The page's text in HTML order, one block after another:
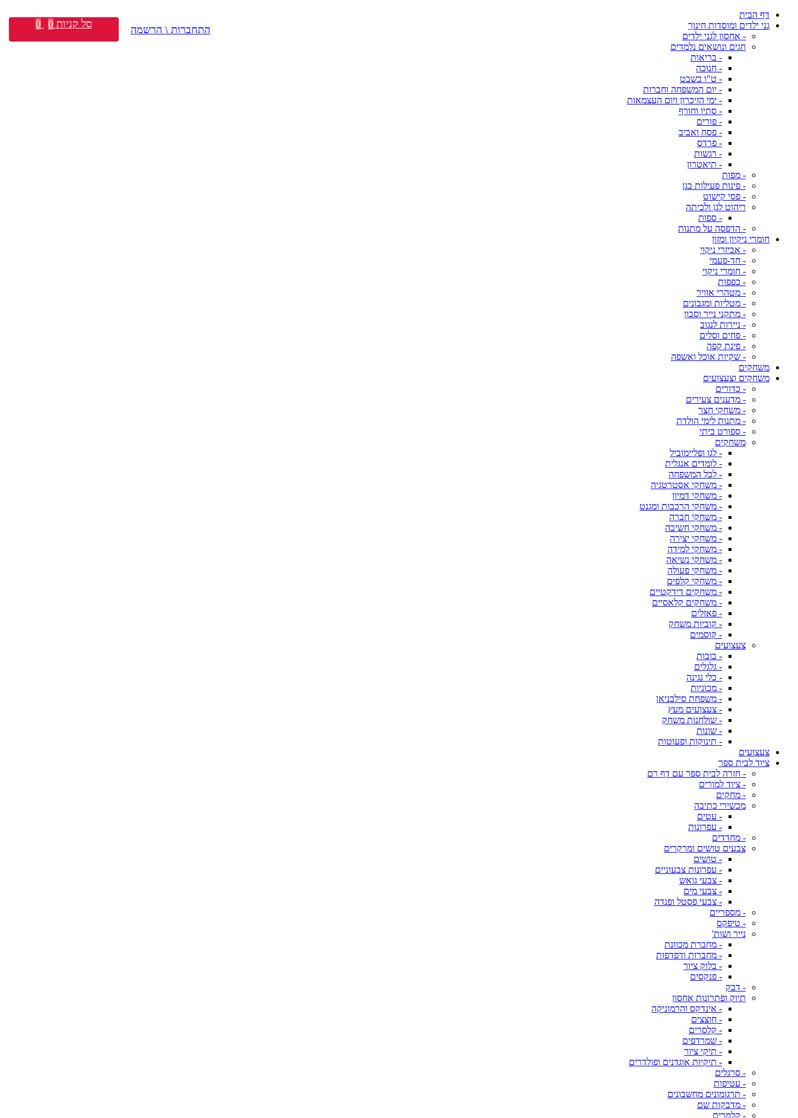
דף הבית
גני ילדים ומוסדות חינוך
- אחסון לגני ילדים
חגים ונושאים נלמדים
- בריאות
- חנוכה
- ט"ו בשבט
- יום המשפחה וחברות
- ימי הזיכרון ויום העצמאות
- סתיו וחורף
- פורים
- פסח ואביב
- פרדס
- רגשות
- תיאטרון
- מפות
- פינות פעילות בגן
- פסי קישוט
ריהוט לגן ולכיתה
- ספות
- הדפסה על מתנות
חומרי ניקיון ומזון
- אביזרי ניקוי
- חד-פעמי
- חומרי ניקוי
- כפפות
- מטהרי אוויר
- מטליות ומגבונים
- מתקני נייר וסבון
- ניירות לנגוב
- פחים וסלים
- פינת קפה
- שקיות אוכל ואשפה
משחקים
משחקים וצעצועים
- כדורים
- מדענים צעירים
- משחקי חצר
- מתנות לימי הולדת
- ספורט ביתי
משחקים
- לגו ופליימוביל
- לומדים אנגלית
- לכל המשפחה
- משחקי אסטרטגיה
- משחקי דמיון
- משחקי הרכבות ומגנט
- משחקי חברה
- משחקי חשיבה
- משחקי יצירה
- משחקי למידה
- משחקי נשיאה
- משחקי פעולה
- משחקי קלפים
- משחקים דידקטיים
- משחקים קלאסיים
- פאזלים
- קוביות משחק
- קוסמים
צעצועים
- בובות
- גלגלים
- כלי נגינה
- מכוניות
- משפחת סילבניאן
- צעצועים מעץ
- שולחנות משחק
- שונות
- תינוקות ופעוטות
צעצועים
ציוד לבית ספר
- חזרה לבית ספר עם דף רם
- ציוד למורים
- מחקים
מכשירי כתיבה
- עטים
- עפרונות
- מחדדים
צבעים טושים ומרקרים
- טושים
- עפרונות צבעוניים
- צבעי גואש
- צבעי מים
- צבעי פסטל ופנדה
- מספריים
- טיפקס
נייר ושות'
- מחברת מכוונת
- מחברות ודפדפות
- בלוק ציור
- פנקסים
- דבק
תיוק ופתרונות אחסון
- אינדקס והרמוניקה
- חוצצים
- קלסרים
- שמרדפים
- תיקי ציור
- תיקיות אוגדנים ופולדרים
- סרגלים
- עטיפות
- תרגומונים מחשבונים
- מדבקות שם
- קלמרים
התחברות \ הרשמה סל קניות 0
0